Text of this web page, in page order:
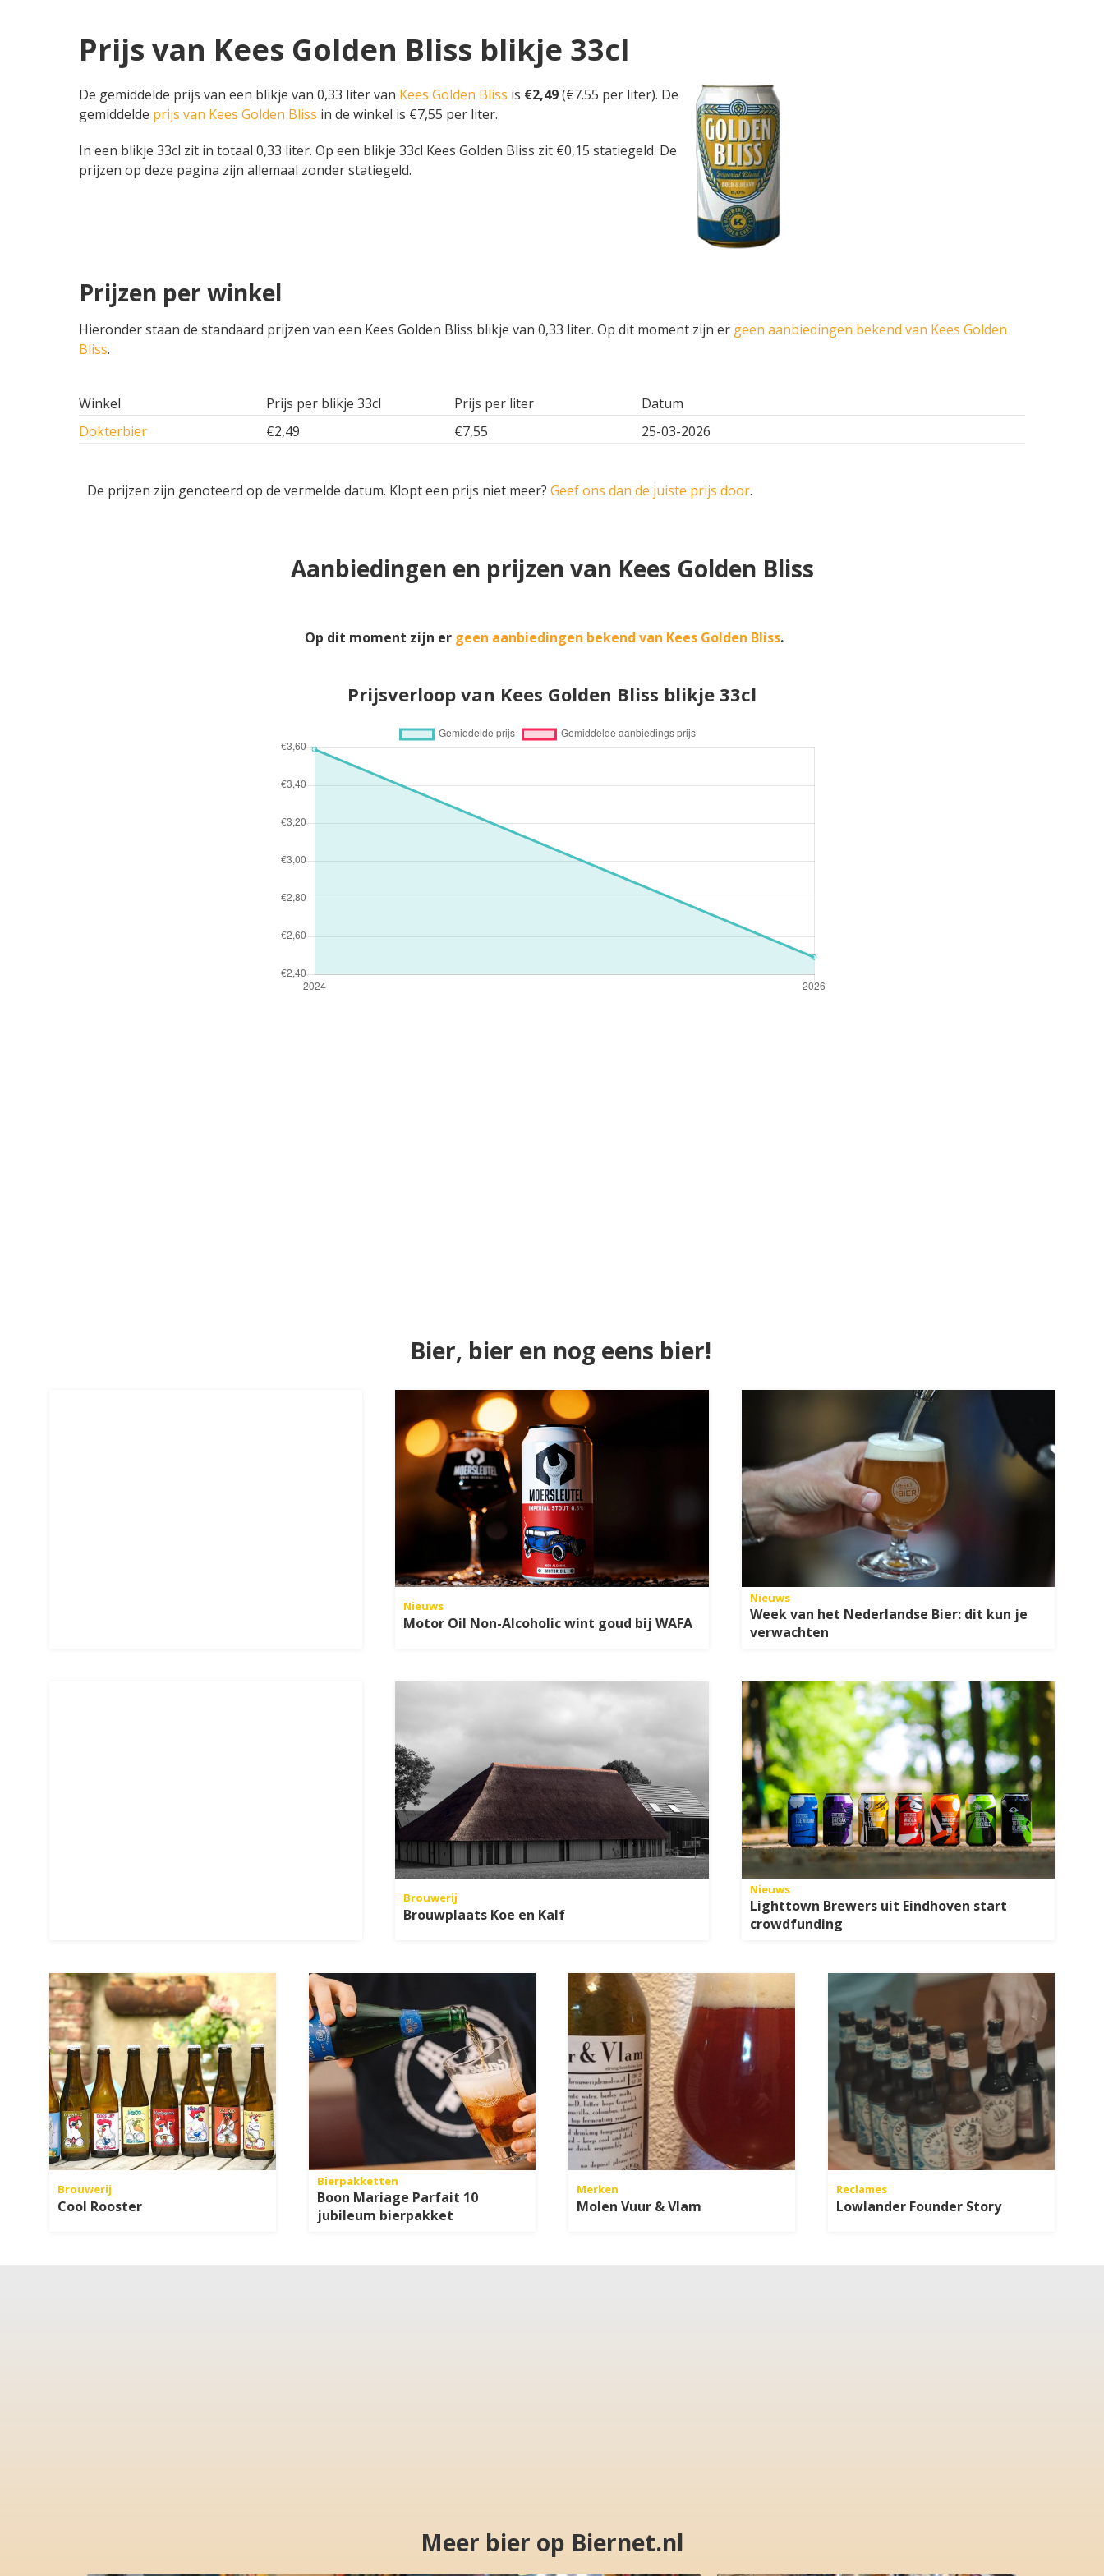
Prijs van Kees Golden Bliss blikje 33cl
De gemiddelde prijs van een blikje van 0,33 liter van Kees Golden Bliss is €2,49(€7.55 per liter). De
gemiddelde prijs van Kees Golden Bliss in de winkel is €7,55 per liter.
In een blikje 33cl zit in totaal 0,33 liter. Op een blikje 33cl Kees Golden Bliss zit €0,15 statiegeld. De
prijzen op deze pagina zijn allemaal zonder statiegeld.
Prijzen per winkel
Hieronder staan de standaard prijzen van een Kees Golden Bliss blikje van 0,33 liter. Op dit moment zijn er geen aanbiedingen bekend van Kees Golden
Bliss.
Winkel Prijs per blikje 33cl Prijs per liter
Datum
Dokterbier
€2,49 €7,55 25-03-2026
De prijzen zijn genoteerd op de vermelde datum. Klopt een prijs niet meer? Geef ons dan de juiste prijs door.
Aanbiedingen en prijzen van Kees Golden Bliss
Op dit moment zijn er geen aanbiedingen bekend van Kees Golden Bliss.
Prijsverloop van Kees Golden Bliss blikje 33cl
Bier, bier en nog eens bier!
Nieuws
Motor Oil Non-Alcoholic wint goud bij WAFA
Nieuws
Week van het Nederlandse Bier: dit kun je
verwachten
Brouwerij
Brouwplaats Koe en Kalf
Nieuws
Lighttown Brewers uit Eindhoven start
crowdfunding
Brouwerij
Cool Rooster
Bierpakketten
Boon Mariage Parfait 10
jubileum bierpakket
Merken
Molen Vuur & Vlam
Reclames
Lowlander Founder Story
Meer bier op Biernet.nl